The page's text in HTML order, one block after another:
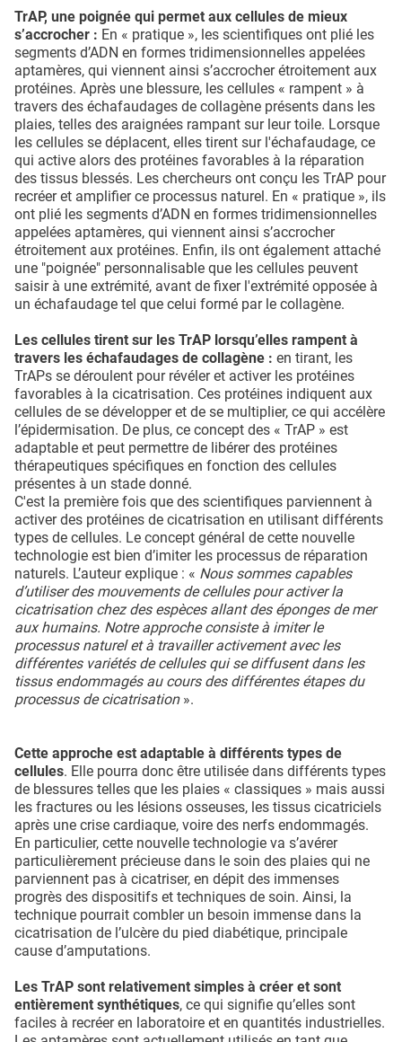
TrAP, une poignée qui permet aux cellules de mieux
s’accrocher : En « pratique », les scientifiques ont plié les
segments d’ADN en formes tridimensionnelles appelées
aptamères, qui viennent ainsi s’accrocher étroitement aux
protéines. Après une blessure, les cellules « rampent » à
travers des échafaudages de collagène présents dans les
plaies, telles des araignées rampant sur leur toile. Lorsque
les cellules se déplacent, elles tirent sur l'échafaudage, ce
qui active alors des protéines favorables à la réparation
des tissus blessés. Les chercheurs ont conçu les TrAP pour
recréer et amplifier ce processus naturel. En « pratique », ils
ont plié les segments d’ADN en formes tridimensionnelles
appelées aptamères, qui viennent ainsi s’accrocher
étroitement aux protéines. Enfin, ils ont également attaché
une "poignée" personnalisable que les cellules peuvent
saisir à une extrémité, avant de fixer l'extrémité opposée à
un échafaudage tel que celui formé par le collagène.
Les cellules tirent sur les TrAP lorsqu’elles rampent à
travers les échafaudages de collagène : en tirant, les
TrAPs se déroulent pour révéler et activer les protéines
favorables à la cicatrisation. Ces protéines indiquent aux
cellules de se développer et de se multiplier, ce qui accélère
l’épidermisation. De plus, ce concept des « TrAP » est
adaptable et peut permettre de libérer des protéines
thérapeutiques spécifiques en fonction des cellules
présentes à un stade donné.
C'est la première fois que des scientifiques parviennent à
activer des protéines de cicatrisation en utilisant différents
types de cellules. Le concept général de cette nouvelle
technologie est bien d’imiter les processus de réparation
naturels. L’auteur explique : « Nous sommes capables
d’utiliser des mouvements de cellules pour activer la
cicatrisation chez des espèces allant des éponges de mer
aux humains. Notre approche consiste à imiter le
processus naturel et à travailler activement avec les
différentes variétés de cellules qui se diffusent dans les
tissus endommagés au cours des différentes étapes du
processus de cicatrisation».
Cette approche est adaptable à différents types de
cellules. Elle pourra donc être utilisée dans différents types
de blessures telles que les plaies « classiques » mais aussi
les fractures ou les lésions osseuses, les tissus cicatriciels
après une crise cardiaque, voire des nerfs endommagés.
En particulier, cette nouvelle technologie va s’avérer
particulièrement précieuse dans le soin des plaies qui ne
parviennent pas à cicatriser, en dépit des immenses
progrès des dispositifs et techniques de soin. Ainsi, la
technique pourrait combler un besoin immense dans la
cicatrisation de l’ulcère du pied diabétique, principale
cause d’amputations.
Les TrAP sont relativement simples à créer et sont
entièrement synthétiques, ce qui signifie qu’elles sont
faciles à recréer en laboratoire et en quantités industrielles.